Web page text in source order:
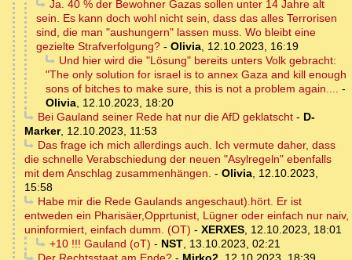
Ja. 40 % der Bewohner Gazas sollen unter 14 Jahre alt
sein. Es kann doch wohl nicht sein, dass das alles Terrorisen
sind, die man "aushungern" lassen muss. Wo bleibt eine
gezielte Strafverfolgung? - Olivia, 12.10.2023, 16:19
Und hier wird die "Lösung" bereits unters Volk gebracht:
"The only solution for israel is to annex Gaza and kill enough
sons of bitches to make sure, this is not a problem again.... -
Olivia, 12.10.2023, 18:20
Bei Gauland seiner Rede hat nur die AfD geklatscht- D-
Marker, 12.10.2023, 11:53
Das frage ich mich allerdings auch. Ich vermute daher, dass
die schnelle Verabschiedung der neuen "Asylregeln" ebenfalls
mit dem Anschlag zusammenhängen. - Olivia, 12.10.2023,
15:58
Habe mir die Rede Gaulands angeschaut).hört. Er ist
entweden ein Pharisäer,Opprtunist, Lügner oder einfach nur naiv,
uninformiert, einfach dumm. (OT) - XERXES, 12.10.2023, 18:01
+10 !!! Gauland (oT) - NST, 13.10.2023, 02:21